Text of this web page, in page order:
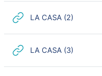
LA CASA (2)
LA CASA (3)